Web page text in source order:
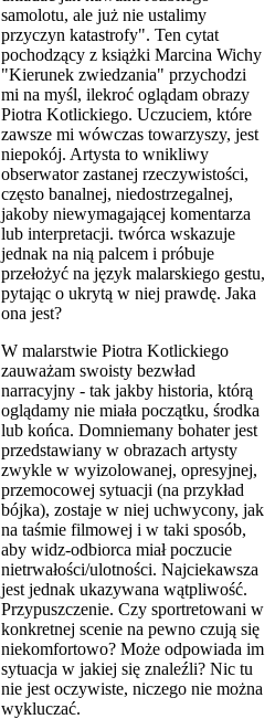
samolotu, ale już nie ustalimy
przyczyn katastrofy". Ten cytat
pochodzący z książki Marcina Wichy
"Kierunek zwiedzania" przychodzi
mi na myśl, ilekroć oglądam obrazy
Piotra Kotlickiego. Uczuciem, które
zawsze mi wówczas towarzyszy, jest
niepokój. Artysta to wnikliwy
obserwator zastanej rzeczywistości,
często banalnej, niedostrzegalnej,
jakoby niewymagającej komentarza
lub interpretacji. twórca wskazuje
jednak na nią palcem i próbuje
przełożyć na język malarskiego gestu,
pytając o ukrytą w niej prawdę. Jaka
ona jest?
W malarstwie Piotra Kotlickiego
zauważam swoisty bezwład
narracyjny - tak jakby historia, którą
oglądamy nie miała początku, środka
lub końca. Domniemany bohater jest
przedstawiany w obrazach artysty
zwykle w wyizolowanej, opresyjnej,
przemocowej sytuacji (na przykład
bójka), zostaje w niej uchwycony, jak
na taśmie filmowej i w taki sposób,
aby widz-odbiorca miał poczucie
nietrwałości/ulotności. Najciekawsza
jest jednak ukazywana wątpliwość.
Przypuszczenie. Czy sportretowani w
konkretnej scenie na pewno czują się
niekomfortowo? Może odpowiada im
sytuacja w jakiej się znaleźli? Nic tu
nie jest oczywiste, niczego nie można
wykluczać.